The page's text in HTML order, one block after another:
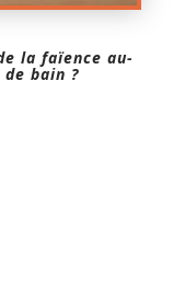
la faïence au-
bain ?